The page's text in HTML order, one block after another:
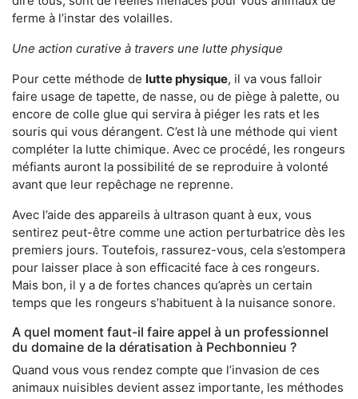
ferme à l’instar des volailles.
Une action curative à travers une lutte physique
Pour cette méthode de lutte physique, il va vous falloir
faire usage de tapette, de nasse, ou de piège à palette, ou
encore de colle glue qui servira à piéger les rats et les
souris qui vous dérangent. C’est là une méthode qui vient
compléter la lutte chimique. Avec ce procédé, les rongeurs
méfiants auront la possibilité de se reproduire à volonté
avant que leur repêchage ne reprenne.
Avec l’aide des appareils à ultrason quant à eux, vous
sentirez peut-être comme une action perturbatrice dès les
premiers jours. Toutefois, rassurez-vous, cela s’estompera
pour laisser place à son efficacité face à ces rongeurs.
Mais bon, il y a de fortes chances qu’après un certain
temps que les rongeurs s’habituent à la nuisance sonore.
A quel moment faut-il faire appel à un professionnel
du domaine de la dératisation à Pechbonnieu ?
Quand vous vous rendez compte que l’invasion de ces
animaux nuisibles devient assez importante, les méthodes